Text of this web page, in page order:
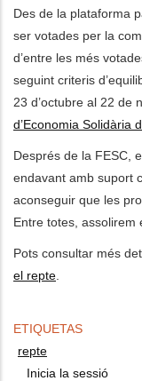
Des de la plataforma
ser votades per la
d’entre les més
seguint criteris
23 d’octubre al 22 de
d’Economia Solidària
Després de la FESC,
endavant amb suport
aconseguir que les
Entre totes, assolirem
Pots consultar més
el repte
ETIQUETAS
repte
Inicia la sessió